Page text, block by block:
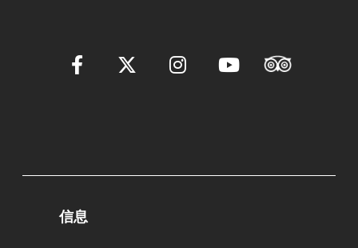
信息